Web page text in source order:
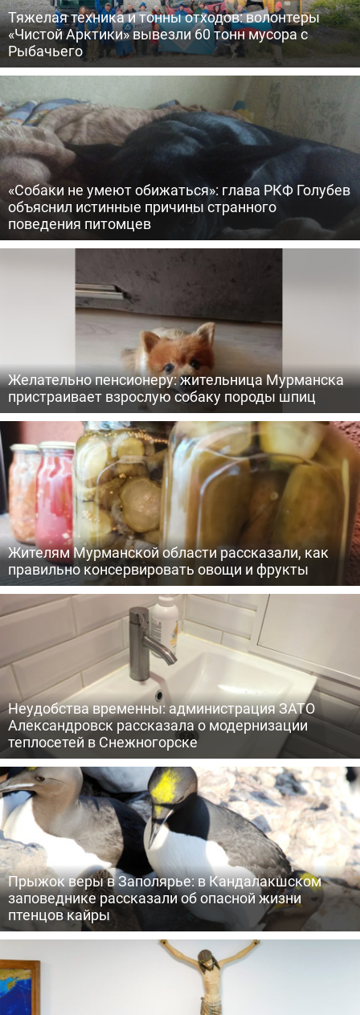
Тяжелая техника и тонны отходов: волонтеры
«Чистой Арктики» вывезли 60 тонн мусора с
Рыбачьего
«Собаки не умеют обижаться»: глава РКФ Голубев
объяснил истинные причины странного
поведения питомцев
Желательно пенсионеру: жительница Мурманска
пристраивает взрослую собаку породы шпиц
Жителям Мурманской области рассказали, как
правильно консервировать овощи и фрукты
Неудобства временны: администрация ЗАТО
Александровск рассказала о модернизации
теплосетей в Снежногорске
Прыжок веры в Заполярье: в Кандалакшском
заповеднике рассказали об опасной жизни
птенцов кайры